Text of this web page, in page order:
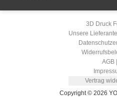
3D Druck
Unsere
AGB
Vertrag
Copyright © 2026